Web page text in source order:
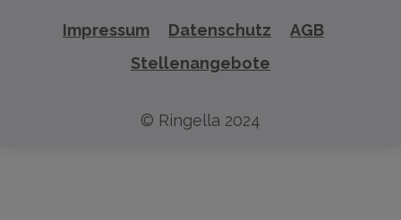
Impressum Datenschutz
AGB
Stellenangebote
© Ringella 2024